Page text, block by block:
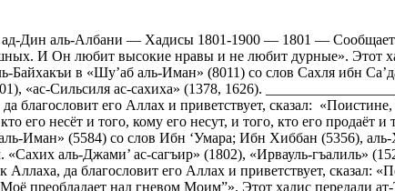
Дин аль-Албани — Хадисы 1801-1900 — 1801 —
И Он любит высокие нравы и не любит дурные». Этот
Байхакъи в «Шу’аб аль-Иман» (8011) со слов Сахля ибн
«ас-Сильсиля ас-сахиха» (1378, 1626).
его Аллах и приветствует, сказал:
его несёт и того, кому его несут, и того, кто его продаёт
Иман» (5584) со слов Ибн ‘Умара; Ибн Хиббан (5356),
аль-Джами’ ас-сагъир» (1802), «Ирвауль-гъалиль»
да благословит его Аллах и приветствует, сказал:
преобладает над гневом Моим”». Этот хадис